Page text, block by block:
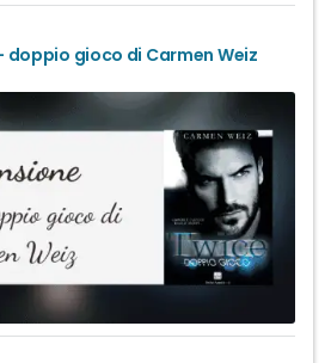
doppio gioco di Carmen Weiz